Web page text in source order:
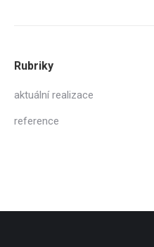
Rubriky
aktuální realizace
reference